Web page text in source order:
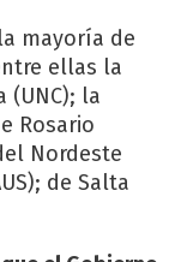
mayoría de
ellas la
(UNC); la
Rosario
Nordeste
de Salta